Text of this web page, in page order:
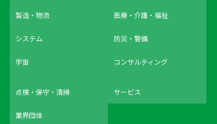
製造・物流 医療・介護・福祉
システム 防災・警備
宇宙 コンサルティング
点検・保守・清掃 サービス
業界団体